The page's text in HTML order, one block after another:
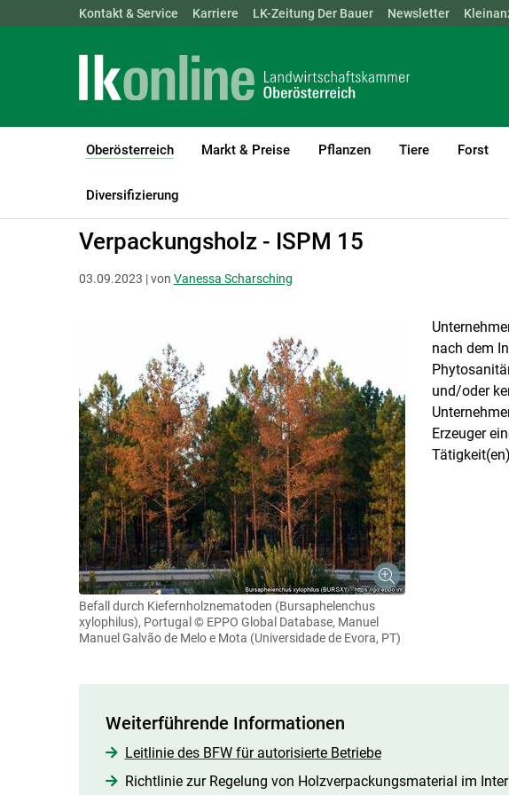
Landwirtschaftskammern: ÖSTERREICH BGLD KTN NÖ OÖ SBG
Kontakt & Service Karriere LK-Zeitung Der Bauer Newsletter
Oberösterreich
(current)1
Markt & Preise Pflanzen Tiere Forst
Diversifizierung
LK Oberösterreich Oberösterreich
Verpackungsholz - ISPM 15
03.09.2023 | von Vanessa Scharsching
Befall durch Kiefernholznematoden (Bursaphelenchus
xylophilus), Portugal © EPPO Global Database, Manuel
Manuel Galvão de Melo e Mota (Universidade de Evora, PT)
nach dem
und/oder
Erzeuger
Weiterführende Informationen
Leitlinie des BFW für autorisierte Betriebe
Richtlinie zur Regelung von Holzverpackungsmaterial im